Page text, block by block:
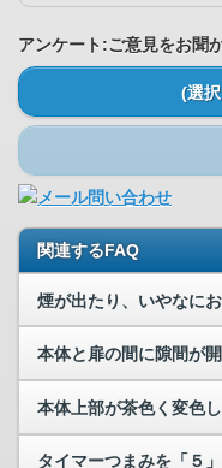
アンケート:ご意見をお聞
(選
関連するFAQ
煙が出たり、いやなに
本体と扉の間に隙間が
本体上部が茶色く変色
タイマーつまみを「５